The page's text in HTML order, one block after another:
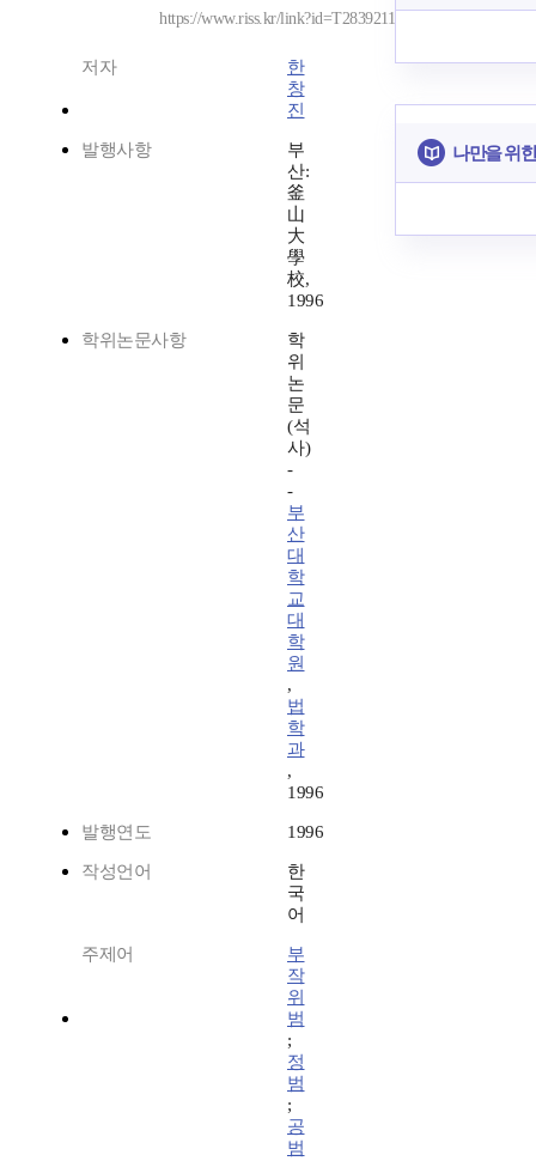
https://www.riss.kr/link?id=T2839211
저자
한
창
진
발행사항
부
산:
釜
山
大
學
校,
1996
학위논문사항
학
위
논
문
(석
사)
-
-
부
산
대
학
교
대
학
원
,
법
학
과
,
1996
발행연도 1996
작성언어
한
국
어
주제어
부
작
위
범
;
정
범
;
공
범
나만을 위